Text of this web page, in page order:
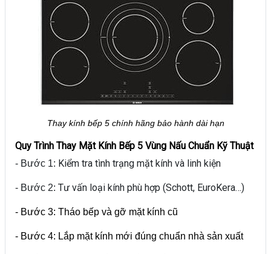
Thay kính bếp 5 chính hãng bảo hành dài hạn
Quy Trình Thay Mặt Kính Bếp 5 Vùng Nấu Chuẩn Kỹ Thuật
- Bước 1: Kiểm tra tình trạng mặt kính và linh kiện
- Bước 2: Tư vấn loại kính phù hợp (Schott, EuroKera…)
- Bước 3: Tháo bếp và gỡ mặt kính cũ
- Bước 4: Lắp mặt kính mới đúng chuẩn nhà sản xuất